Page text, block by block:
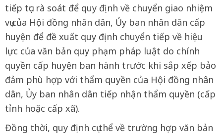
tiếp tục rà soát để quy định về chuyển giao nhiệm
vụ của Hội đồng nhân dân, Ủy ban nhân dân cấp
huyện để đề xuất quy định chuyển tiếp về hiệu
lực của văn bản quy phạm pháp luật do chính
quyền cấp huyện ban hành trước khi sắp xếp bảo
đảm phù hợp với thẩm quyền của Hội đồng nhân
dân, Ủy ban nhân dân tiếp nhận thẩm quyền (cấp
tỉnh hoặc cấp xã).
Đồng thời, quy định cụ thể về trường hợp văn bản